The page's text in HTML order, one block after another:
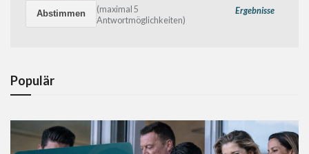
Ergebnisse
(maximal 5
Antwortmöglichkeiten)
Populär